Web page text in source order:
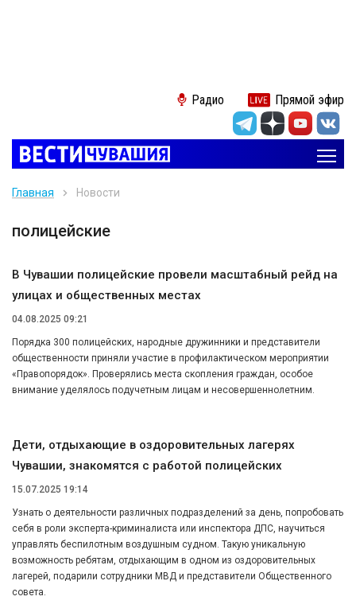
Радио Прямой эфир
Главная Новости
полицейские
В Чувашии полицейские провели масштабный рейд на
улицах и общественных местах
04.08.2025 09:21
Порядка 300 полицейских, народные дружинники и представители
общественности приняли участие в профилактическом мероприятии
«Правопорядок». Проверялись места скопления граждан, особое
внимание уделялось подучетным лицам и несовершеннолетним.
Дети, отдыхающие в оздоровительных лагерях
Чувашии, знакомятся с работой полицейских
15.07.2025 19:14
Узнать о деятельности различных подразделений за день, попробовать
себя в роли эксперта-криминалиста или инспектора ДПС, научиться
управлять беспилотным воздушным судном. Такую уникальную
возможность ребятам, отдыхающим в одном из оздоровительных
лагерей, подарили сотрудники МВД и представители Общественного
совета.